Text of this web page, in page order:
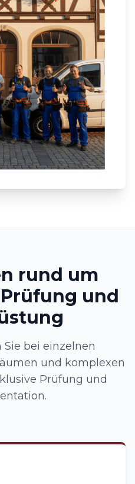
rund um
und
bei einzelnen
und komplexen
Prüfung und